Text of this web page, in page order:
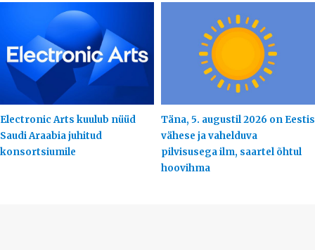
Electronic Arts kuulub nüüd
Saudi Araabia juhitud
konsortsiumile
Täna, 5. augustil 2026 on Eestis
vähese ja vahelduva
pilvisusega ilm, saartel õhtul
hoovihma